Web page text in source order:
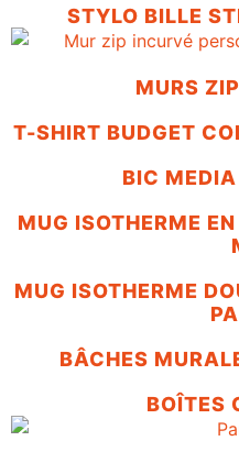
STYLO BILLE
MURS
T-SHIRT BUDGET
BIC
MUG ISOTHERME
MUG ISOTHERME
BÂCHES
BOÎTES